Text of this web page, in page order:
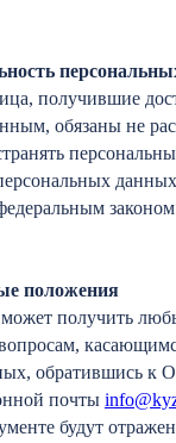
получившие
обязаны не
положения
получить
обратившись к
почты
будут